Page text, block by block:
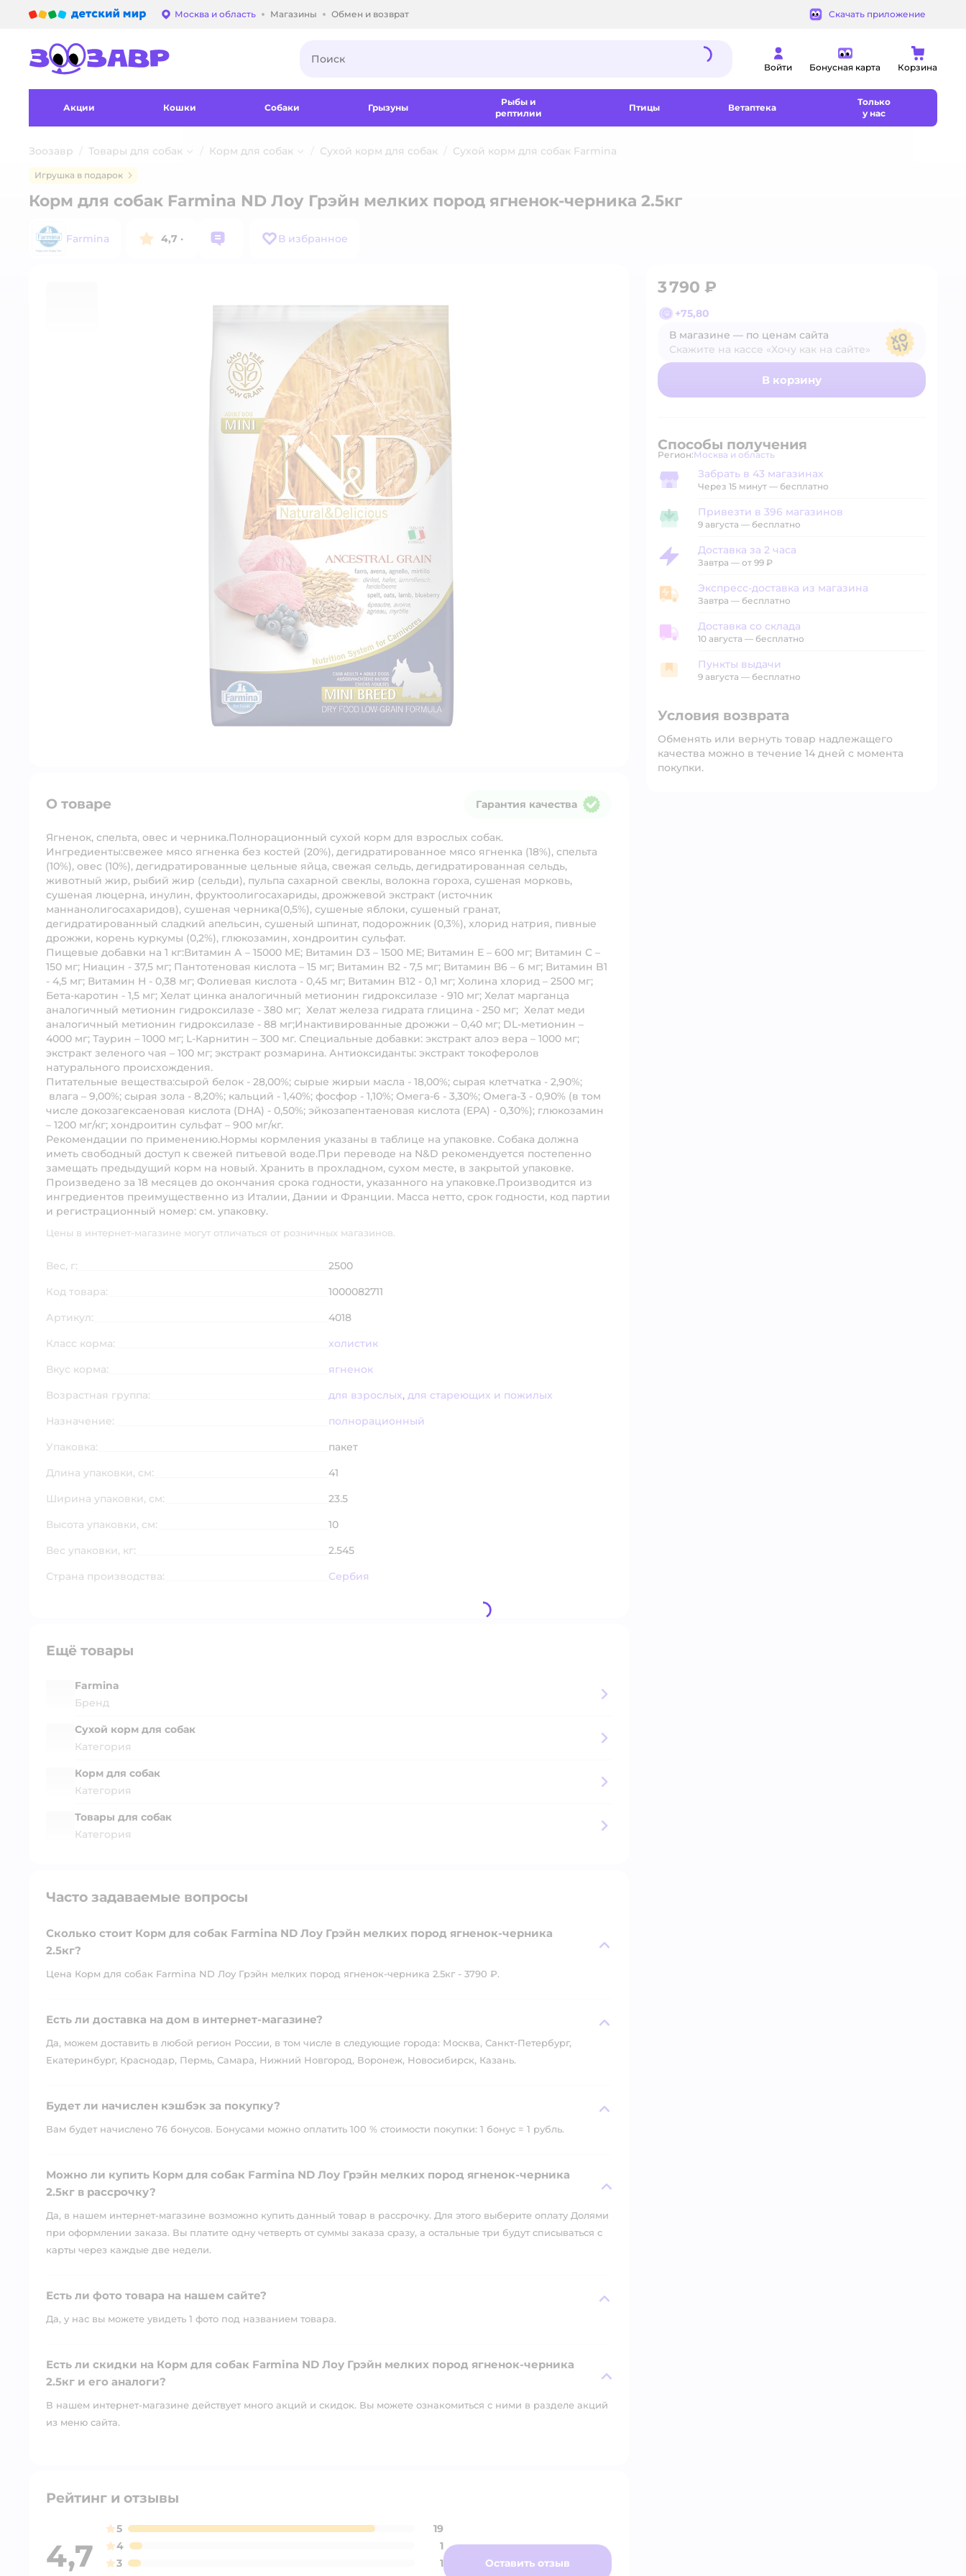
Выбор адреса доставки.
Москва и область Магазины Обмен и возврат Скачать приложение
Войти Бонусная карта Корзина
Акции Кошки Собаки Грызуны
Рыбы и
рептилии
Птицы Ветаптека
Только
у нас
Зоозавр Товары для собак Корм для собак Сухой корм для собак Сухой корм для собак Farmina
Игрушка в подарок
Корм для собак Farmina ND Лоу Грэйн мелких пород ягненок-черника 2.5кг
Farmina 4,7 · В избранное
3 790 ₽
+75,80
В магазине — по ценам сайта
Скажите на кассе «Хочу как на сайте»
В магазине — по ценам сайта
В корзину
Способы получения
Регион: Выбор адреса доставки.
Москва и область
Забрать в магазине
Забрать в 43 магазинах
Через 15 минут — бесплатно
Привезти в магазин
Привезти в 396 магазинов
9 августа — бесплатно
Доставка за 2 часа
Доставка за 2 часа
Завтра — от 99 ₽
Экспресс-доставка из магазина
Экспресс-доставка из магазина
Завтра — бесплатно
Доставка со склада
Доставка со склада
10 августа — бесплатно
Пункты выдачи
Пункты выдачи
9 августа — бесплатно
Условия возврата
Обменять или вернуть товар надлежащего
качества можно в течение 14 дней с момента
покупки.
О товаре Гарантия качества
Ягненок, спельта, овес и черника.Полнорационный сухой корм для взрослых собак.
Ингредиенты:свежее мясо ягненка без костей (20%), дегидратированное мясо ягненка (18%), спельта
(10%), овес (10%), дегидратированные цельные яйца, свежая сельдь, дегидратированная сельдь,
животный жир, рыбий жир (сельди), пульпа сахарной свеклы, волокна гороха, сушеная морковь,
сушеная люцерна, инулин, фруктоолигосахариды, дрожжевой экстракт (источник
маннанолигосахаридов), сушеная черника(0,5%), сушеные яблоки, сушеный гранат,
дегидратированный сладкий апельсин, сушеный шпинат, подорожник (0,3%), хлорид натрия, пивные
дрожжи, корень куркумы (0,2%), глюкозамин, хондроитин сульфат.
Пищевые добавки на 1 кг:Витамин А – 15000 ME; Витамин D3 – 1500 ME; Витамин Е – 600 мг; Витамин С –
150 мг; Ниацин - 37,5 мг; Пантотеновая кислота – 15 мг; Витамин В2 - 7,5 мг; Витамин В6 – 6 мг; Витамин B1
- 4,5 мг; Витамин H - 0,38 мг; Фолиевая кислота - 0,45 мг; Витамин B12 - 0,1 мг; Холина хлорид – 2500 мг;
Бета-каротин - 1,5 мг; Хелат цинка аналогичный метионин гидроксилазе - 910 мг; Хелат марганца
аналогичный метионин гидроксилазе - 380 мг; Хелат железа гидрата глицина - 250 мг; Хелат меди
аналогичный метионин гидроксилазе - 88 мг;Инактивированные дрожжи – 0,40 мг; DL-метионин –
4000 мг; Таурин – 1000 мг; L-Карнитин – 300 мг. Специальные добавки: экстракт алоэ вера – 1000 мг;
экстракт зеленого чая – 100 мг; экстракт розмарина. Антиоксиданты: экстракт токоферолов
натурального происхождения.
Питательные вещества:сырой белок - 28,00%; сырые жирыи масла - 18,00%; сырая клетчатка - 2,90%;
влага – 9,00%; сырая зола - 8,20%; кальций - 1,40%; фосфор - 1,10%; Омега-6 - 3,30%; Омега-3 - 0,90% (в том
числе докозагексаеновая кислота (DHA) - 0,50%; эйкозапентаеновая кислота (EPA) - 0,30%); глюкозамин
– 1200 мг/кг; хондроитин сульфат – 900 мг/кг.
Рекомендации по применению.Нормы кормления указаны в таблице на упаковке. Собака должна
иметь свободный доступ к свежей питьевой воде.При переводе на N&D рекомендуется постепенно
замещать предыдущий корм на новый. Хранить в прохладном, сухом месте, в закрытой упаковке.
Произведено за 18 месяцев до окончания срока годности, указанного на упаковке.Производится из
ингредиентов преимущественно из Италии, Дании и Франции. Масса нетто, срок годности, код партии
и регистрационный номер: см. упаковку.
Цены в интернет-магазине могут отличаться от розничных магазинов.
Вес, г:
2500
Код товара:
1000082711
Артикул:
4018
Класс корма:
холистик
Вкус корма:
ягненок
Возрастная группа:
для взрослых, для стареющих и пожилых
Назначение:
полнорационный
Упаковка:
пакет
Длина упаковки, см:
41
Ширина упаковки, см:
23.5
Высота упаковки, см:
10
Вес упаковки, кг:
2.545
Страна производства:
Сербия
Ещё товары
Farmina
Бренд
Сухой корм для собак
Категория
Корм для собак
Категория
Товары для собак
Категория
Часто задаваемые вопросы
Сколько стоит Корм для собак Farmina ND Лоу Грэйн мелких пород ягненок-черника
2.5кг?
Цена Корм для собак Farmina ND Лоу Грэйн мелких пород ягненок-черника 2.5кг - 3790 ₽.
Есть ли доставка на дом в интернет-магазине?
Да, можем доставить в любой регион России, в том числе в следующие города: Москва, Санкт-Петербург,
Екатеринбург, Краснодар, Пермь, Самара, Нижний Новгород, Воронеж, Новосибирск, Казань.
Будет ли начислен кэшбэк за покупку?
Вам будет начислено 76 бонусов. Бонусами можно оплатить 100 % стоимости покупки: 1 бонус = 1 рубль.
Можно ли купить Корм для собак Farmina ND Лоу Грэйн мелких пород ягненок-черника
2.5кг в рассрочку?
Да, в нашем интернет-магазине возможно купить данный товар в рассрочку. Для этого выберите оплату Долями
при оформлении заказа. Вы платите одну четверть от суммы заказа сразу, а остальные три будут списываться с
карты через каждые две недели.
Есть ли фото товара на нашем сайте?
Да, у нас вы можете увидеть 1 фото под названием товара.
Есть ли скидки на Корм для собак Farmina ND Лоу Грэйн мелких пород ягненок-черника
2.5кг и его аналоги?
В нашем интернет-магазине действует много акций и скидок. Вы можете ознакомиться с ними в разделе акций
из меню сайта.
Рейтинг и отзывы
4,7
5
19
4
1
3
1
Оставить отзыв